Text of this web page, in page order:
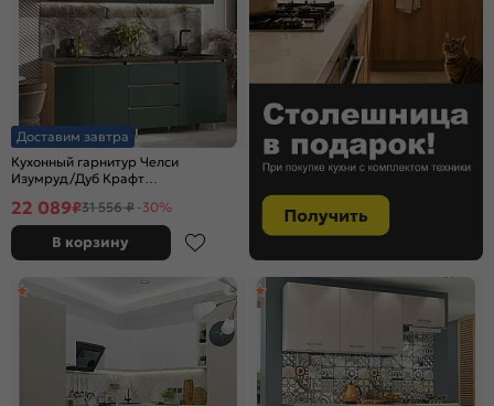
Доставим завтра
Кухонный гарнитур Челси
Изумруд/Дуб Крафт
22 089₽31 556 ₽ -30%
В корзину